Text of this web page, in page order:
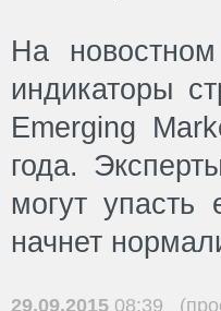
На
индикаторы
Emerging
года.
могут
начнет
29.09.2015 08:39